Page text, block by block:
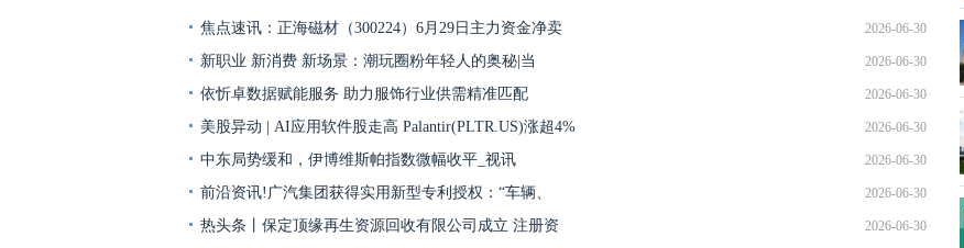
焦点速讯：正海磁材（300224）6月29日主力资金净卖 2026-06-30
新职业 新消费 新场景：潮玩圈粉年轻人的奥秘|当 2026-06-30
依忻卓数据赋能服务 助力服饰行业供需精准匹配 2026-06-30
美股异动 | AI应用软件股走高 Palantir(PLTR.US)涨超4% 2026-06-30
中东局势缓和，伊博维斯帕指数微幅收平_视讯 2026-06-30
前沿资讯!广汽集团获得实用新型专利授权：“车辆、 2026-06-30
热头条丨保定顶缘再生资源回收有限公司成立 注册资 2026-06-30